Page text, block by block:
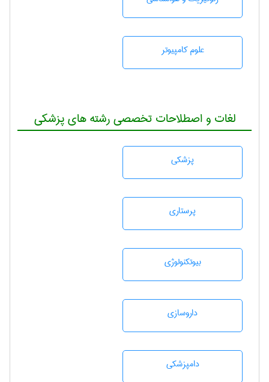
علوم کامپیوتر
لغات و اصطلاحات تخصصی رشته های پزشکی
پزشكی
پرستاری
بيوتكنولوژی
داروسازی
دامپزشكی